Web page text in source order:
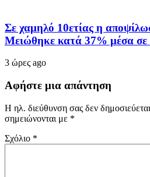
Σε χαμηλό 10ετίας η
Μειώθηκε κατά 37% μέσα σε
3 ώρες ago
Αφήστε μια απάντηση
Η ηλ. διεύθυνση σας δεν
σημειώνονται με *
Σχόλιο *